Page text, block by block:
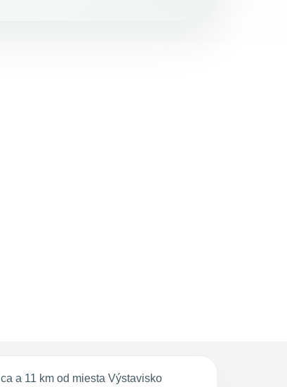
a 11 km od miesta Výstavisko